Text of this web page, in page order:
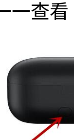
一查看